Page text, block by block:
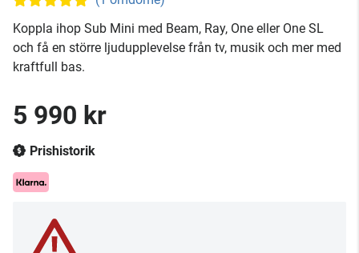
Koppla ihop Sub Mini med Beam, Ray, One eller One SL
och få en större ljudupplevelse från tv, musik och mer med
kraftfull bas.
5 990 kr
Prishistorik